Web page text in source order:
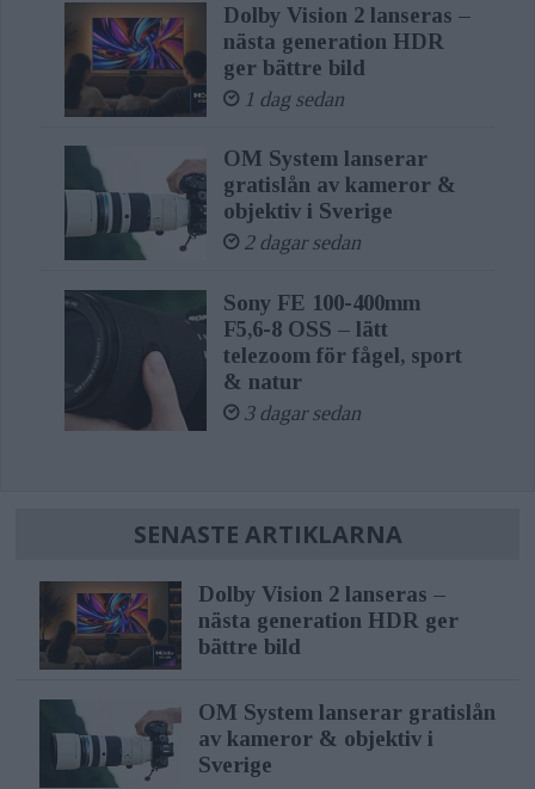
Dolby Vision 2 lanseras –
nästa generation HDR
ger bättre bild
1 dag sedan
OM System lanserar
gratislån av kameror &
objektiv i Sverige
2 dagar sedan
Sony FE 100-400mm
F5,6-8 OSS – lätt
telezoom för fågel, sport
& natur
3 dagar sedan
SENASTE ARTIKLARNA
Dolby Vision 2 lanseras –
nästa generation HDR ger
bättre bild
OM System lanserar gratislån
av kameror & objektiv i
Sverige